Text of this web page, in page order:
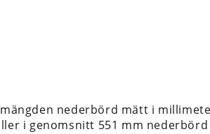
nederbörd mätt i
i genomsnitt 551 mm